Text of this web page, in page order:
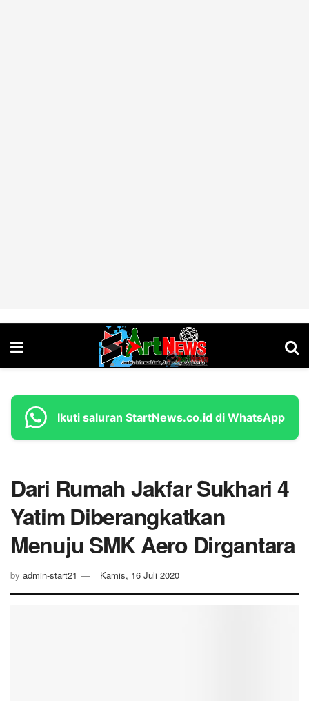
Ikuti saluran StartNews.co.id di WhatsApp
Dari Rumah Jakfar Sukhari 4
Yatim Diberangkatkan
Menuju SMK Aero Dirgantara
by admin-start21 Kamis, 16 Juli 2020